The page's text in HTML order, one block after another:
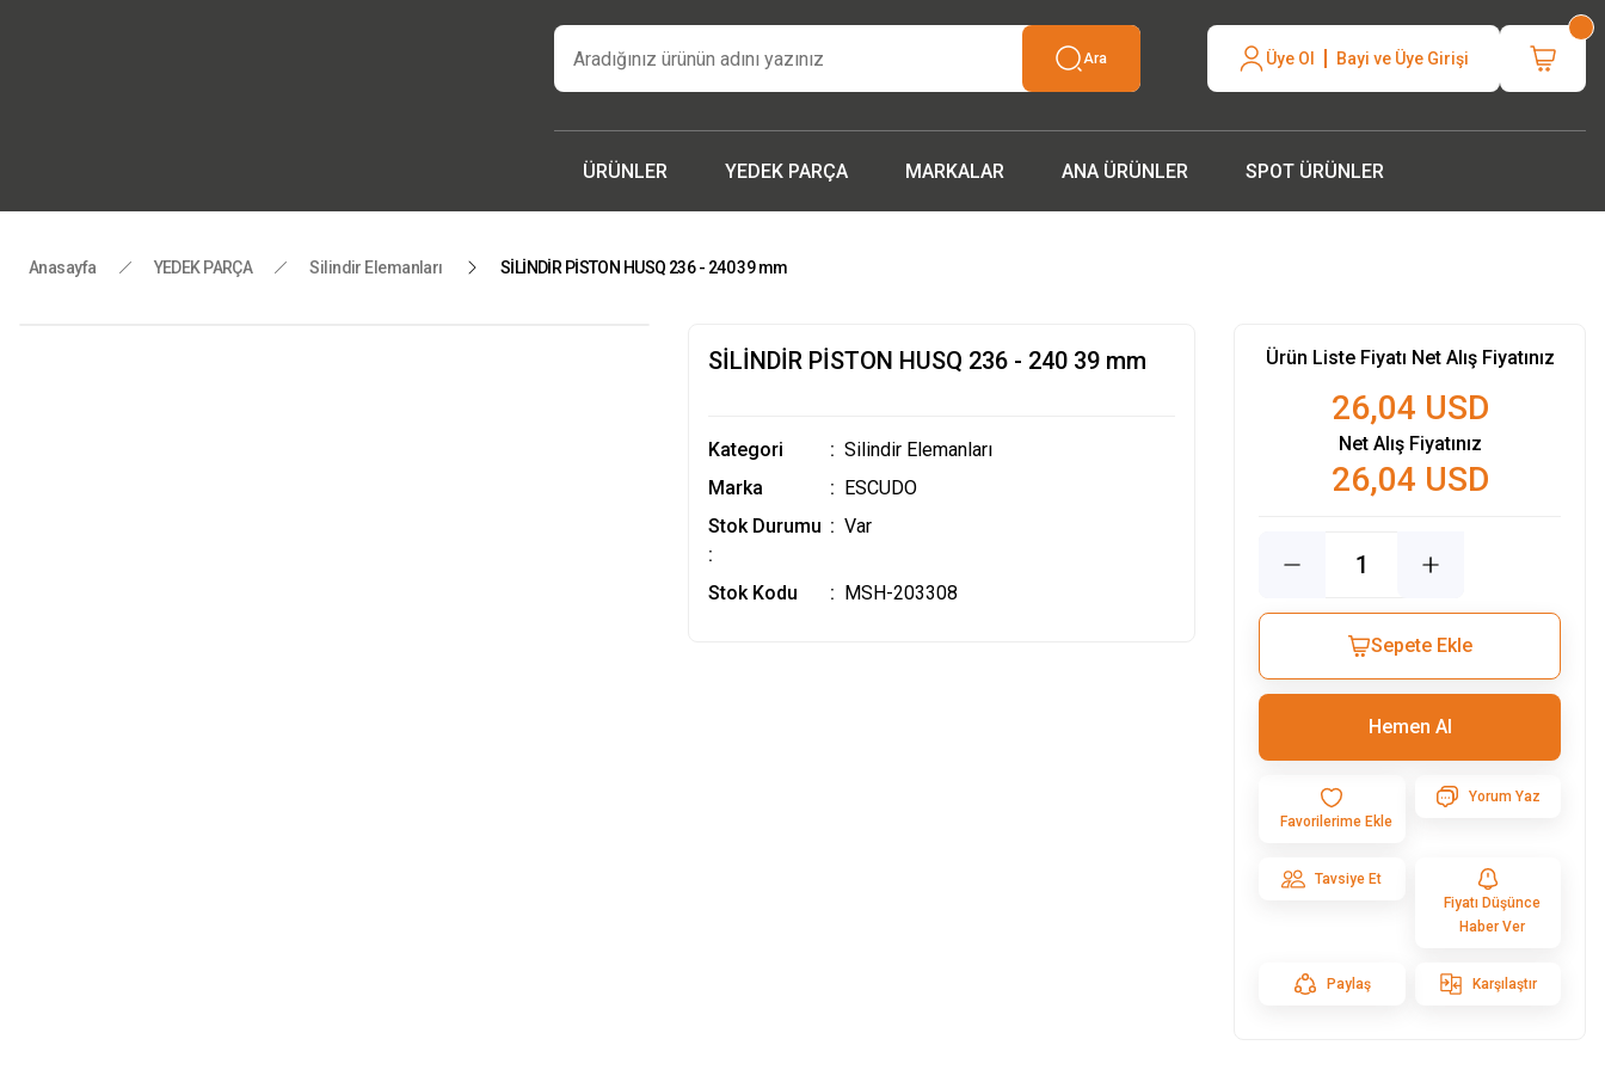
İşcinin nefesi , Makinanın Kuvveti ! MSH MAKİNA
Beygir 3+1 Çapa Makinası ile artık yorulmak yok !
Tüm yedek parçalarda ithalat fiyatları, fırsatlardan yararlanmak için temsilcinizle
Ara Üye Ol Bayi ve Üye Girişi
ÜRÜNLER YEDEK PARÇA MARKALAR ANA ÜRÜNLER SPOT ÜRÜNLER
Anasayfa YEDEK PARÇA Silindir Elemanları SİLİNDİR PİSTON HUSQ 236 - 240 39 mm
SİLİNDİR PİSTON HUSQ 236 - 240 39 mm
Kategori
Silindir Elemanları
Marka
ESCUDO
Stok Durumu
:
Var
Stok Kodu MSH-203308
Ürün Liste Fiyatı Net Alış Fiyatınız
26,04 USD
Net Alış Fiyatınız
26,04 USD
Sepete Ekle
Hemen Al
Yorum Yaz
Tavsiye Et
Fiyatı Düşünce
Haber Ver
Paylaş Karşılaştır